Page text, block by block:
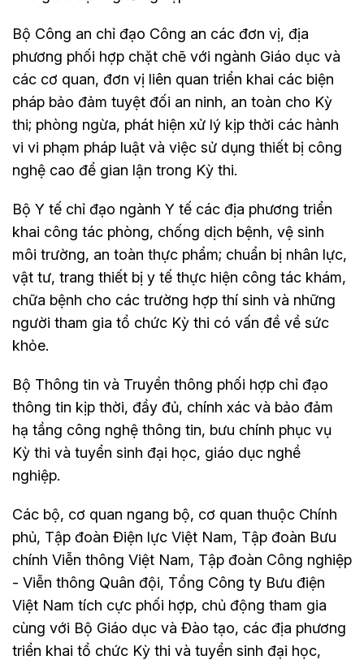
Bộ Công an chỉ đạo Công an các đơn vị, địa
phương phối hợp chặt chẽ với ngành Giáo dục và
các cơ quan, đơn vị liên quan triển khai các biện
pháp bảo đảm tuyệt đối an ninh, an toàn cho Kỳ
thi; phòng ngừa, phát hiện xử lý kịp thời các hành
vi vi phạm pháp luật và việc sử dụng thiết bị công
nghệ cao để gian lận trong Kỳ thi.
Bộ Y tế chỉ đạo ngành Y tế các địa phương triển
khai công tác phòng, chống dịch bệnh, vệ sinh
môi trường, an toàn thực phẩm; chuẩn bị nhân lực,
vật tư, trang thiết bị y tế thực hiện công tác khám,
chữa bệnh cho các trường hợp thí sinh và những
người tham gia tổ chức Kỳ thi có vấn đề về sức
khỏe.
Bộ Thông tin và Truyền thông phối hợp chỉ đạo
thông tin kịp thời, đầy đủ, chính xác và bảo đảm
hạ tầng công nghệ thông tin, bưu chính phục vụ
Kỳ thi và tuyển sinh đại học, giáo dục nghề
nghiệp.
Các bộ, cơ quan ngang bộ, cơ quan thuộc Chính
phủ, Tập đoàn Điện lực Việt Nam, Tập đoàn Bưu
chính Viễn thông Việt Nam, Tập đoàn Công nghiệp
- Viễn thông Quân đội, Tổng Công ty Bưu điện
Việt Nam tích cực phối hợp, chủ động tham gia
cùng với Bộ Giáo dục và Đào tạo, các địa phương
triển khai tổ chức Kỳ thi và tuyển sinh đại học,